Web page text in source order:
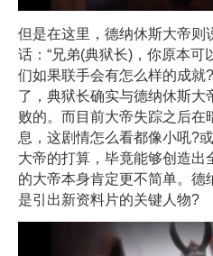
但是在这里，德纳休斯大帝则
话：“兄弟(典狱长)，你原本
们如果联手会有怎么样的成就
了，典狱长确实与德纳休斯大
败的。而目前大帝失踪之后在
息，这剧情怎么看都像小吼?
大帝的打算，毕竟能够创造出
的大帝本身肯定更不简单。德
是引出新资料片的关键人物?